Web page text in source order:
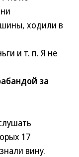
ходили в
и т. п. Я не
за
17
вину.